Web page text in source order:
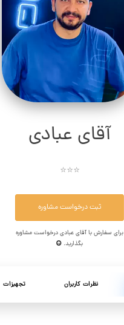
آقای عبادی
⭐⭐⭐
ثبت درخواست مشاوره
برای سفارش با آقای عبادی درخواست مشاوره
بگذارید.
نظرات کاربران تجهیزات